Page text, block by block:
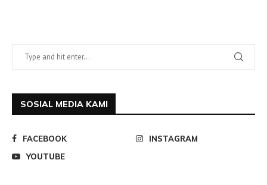
SOSIAL MEDIA KAMI
FACEBOOK
INSTAGRAM
YOUTUBE